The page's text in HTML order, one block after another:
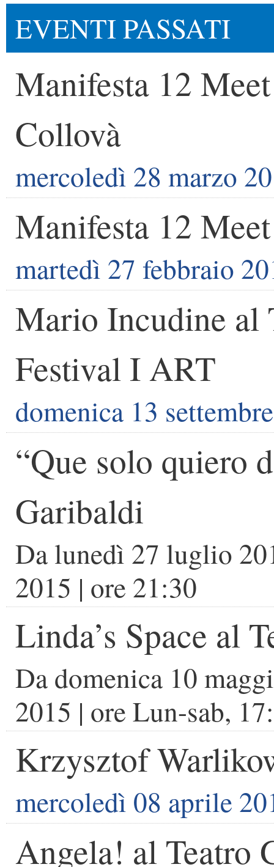
EVENTI PASSATI
Manifesta 12
Collovà
mercoledì 28 marzo
Manifesta 12
martedì 27 febbraio
Mario Incudine al
Festival I ART
domenica 13
“Que solo quiero
Garibaldi
Dalunedì 27 luglio
2015 | ore 21:30
Linda’s Space al
Dadomenica 10
2015 | oreLun-sab,
Krzysztof
mercoledì 08 aprile
Angela! al Teatro